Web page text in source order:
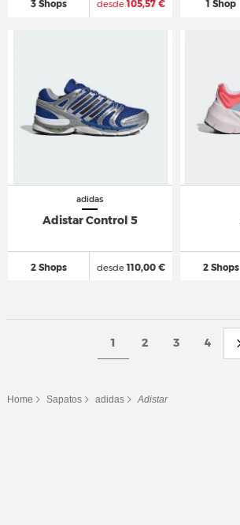
3 Shops desde105,57 € 1 Shop
adidas
Adistar Control 5
2 Shops desde110,00 € 2 Shops
1 2 3 4
Home Sapatos adidas Adistar